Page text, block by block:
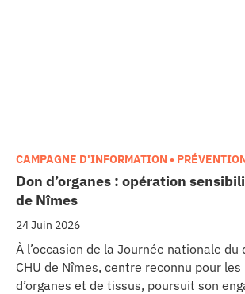
Don d’organes : opération
de Nîmes
24 Juin 2026
CAMPAGNE D'INFORMATION •
À l’occasion de la Journée nationale du
CHU de Nîmes, centre reconnu pour
d’organes et de tissus, poursuit son